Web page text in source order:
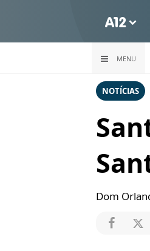
MENU
NOTÍCIAS
Dom